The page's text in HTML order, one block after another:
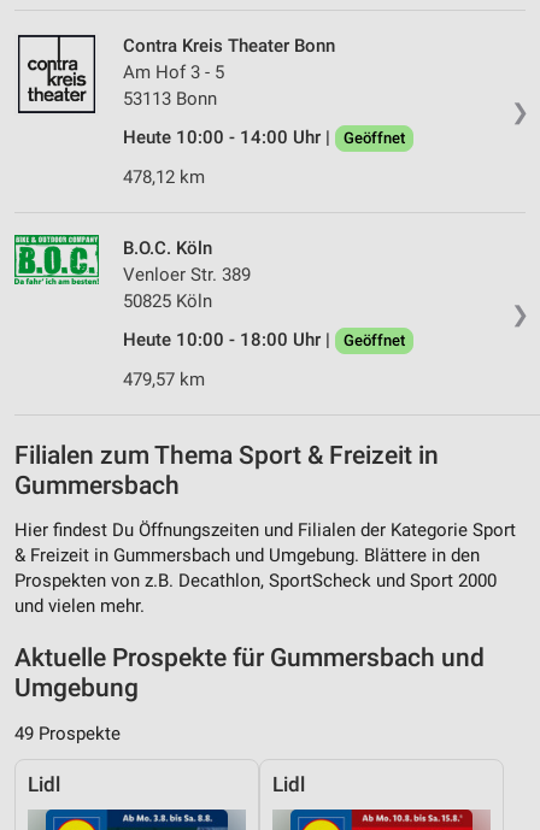
❯
Contra Kreis Theater Bonn
Am Hof 3 - 5
53113 Bonn
Heute 10:00 - 14:00 Uhr |
Geöffnet
478,12 km
❯
B.O.C. Köln
Venloer Str. 389
50825 Köln
Heute 10:00 - 18:00 Uhr |
Geöffnet
479,57 km
Filialen zum Thema Sport & Freizeit in
Gummersbach
Hier findest Du Öffnungszeiten und Filialen der Kategorie Sport
& Freizeit in Gummersbach und Umgebung. Blättere in den
Prospekten von z.B. Decathlon, SportScheck und Sport 2000
und vielen mehr.
Aktuelle Prospekte für Gummersbach und
Umgebung
49 Prospekte
Lidl Lidl